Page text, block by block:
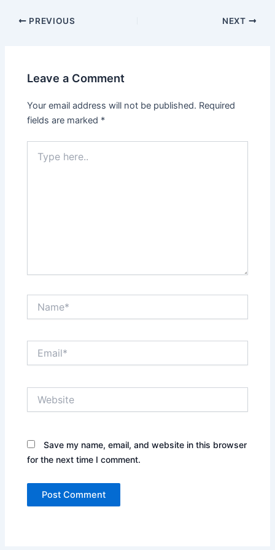
PREVIOUS NEXT
Leave a Comment
Your email address will not be published. Required
fields are marked *
here..
Save my name, email, and website in this browser
for the next time I comment.